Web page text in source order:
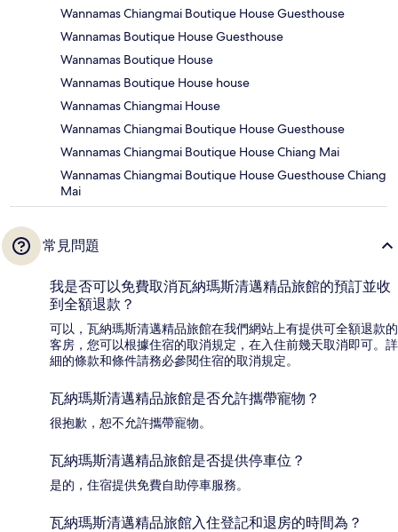
Wannamas Chiangmai Boutique House Guesthouse
Wannamas Boutique House Guesthouse
Wannamas Boutique House
Wannamas Boutique House house
Wannamas Chiangmai House
Wannamas Chiangmai Boutique House Guesthouse
Wannamas Chiangmai Boutique House Chiang Mai
Wannamas Chiangmai Boutique House Guesthouse Chiang
Mai
常見問題
我是否可以免費取消瓦納瑪斯清邁精品旅館的預訂並收
到全額退款？
可以，瓦納瑪斯清邁精品旅館在我們網站上有提供可全額退款的
客房，您可以根據住宿的取消規定，在入住前幾天取消即可。詳
細的條款和條件請務必參閱住宿的取消規定。
瓦納瑪斯清邁精品旅館是否允許攜帶寵物？
很抱歉，恕不允許攜帶寵物。
瓦納瑪斯清邁精品旅館是否提供停車位？
是的，住宿提供免費自助停車服務。
瓦納瑪斯清邁精品旅館入住登記和退房的時間為？